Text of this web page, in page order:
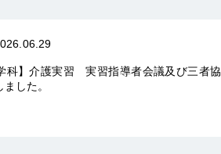
科】介護実習 実習指導者会議及び三者協
した。